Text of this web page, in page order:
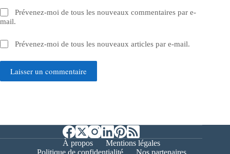
Prévenez-moi de tous les nouveaux commentaires par e-
mail.
Prévenez-moi de tous les nouveaux articles par e-mail.
Laisser un commentaire
À propos
Mentions légales
Politique de confidentialité
Nos partenaires